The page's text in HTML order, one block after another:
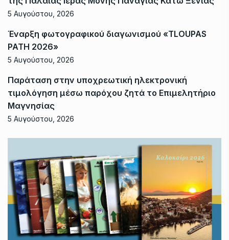
5 Αυγούστου, 2026
Έναρξη φωτογραφικού διαγωνισμού «TLOUPAS
PATH 2026»
5 Αυγούστου, 2026
Παράταση στην υποχρεωτική ηλεκτρονική
τιμολόγηση μέσω παρόχου ζητά το Επιμελητήριο
Μαγνησίας
5 Αυγούστου, 2026